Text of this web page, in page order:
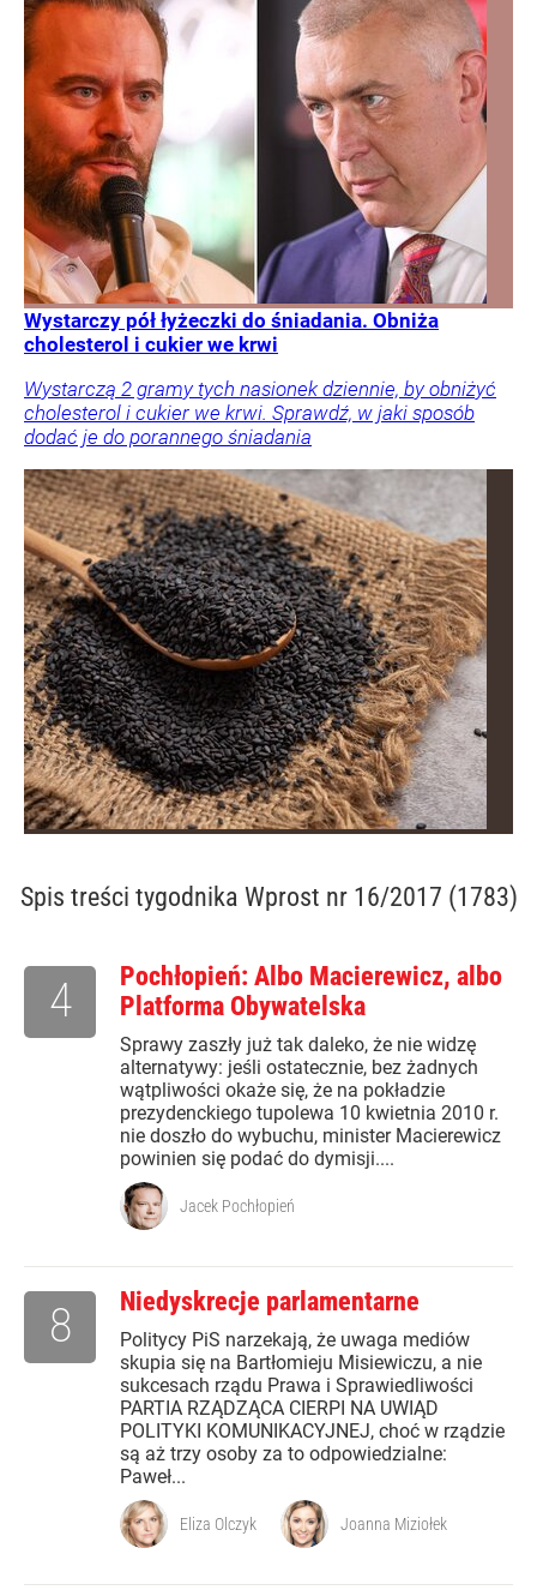
Wystarczy pół łyżeczki do śniadania. Obniża
cholesterol i cukier we krwi
Wystarczą 2 gramy tych nasionek dziennie, by obniżyć
cholesterol i cukier we krwi. Sprawdź, w jaki sposób
dodać je do porannego śniadania
Spis treści tygodnika Wprost nr 16/2017 (1783)
Pochłopień: Albo Macierewicz, albo
Platforma Obywatelska
Sprawy zaszły już tak daleko, że nie widzę
alternatywy: jeśli ostatecznie, bez żadnych
wątpliwości okaże się, że na pokładzie
prezydenckiego tupolewa 10 kwietnia 2010 r.
nie doszło do wybuchu, minister Macierewicz
powinien się podać do dymisji....
4
Jacek Pochłopień
Niedyskrecje parlamentarne
Politycy PiS narzekają, że uwaga mediów
skupia się na Bartłomieju Misiewiczu, a nie
sukcesach rządu Prawa i Sprawiedliwości
PARTIA RZĄDZĄCA CIERPI NA UWIĄD
POLITYKI KOMUNIKACYJNEJ, choć w rządzie
są aż trzy osoby za to odpowiedzialne:
Paweł...
8
Eliza Olczyk Joanna Miziołek